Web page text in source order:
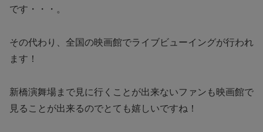
です・・・。
その代わり、全国の映画館でライブビューイングが行われ
ます！
新橋演舞場まで見に行くことが出来ないファンも映画館で
見ることが出来るのでとても嬉しいですね！